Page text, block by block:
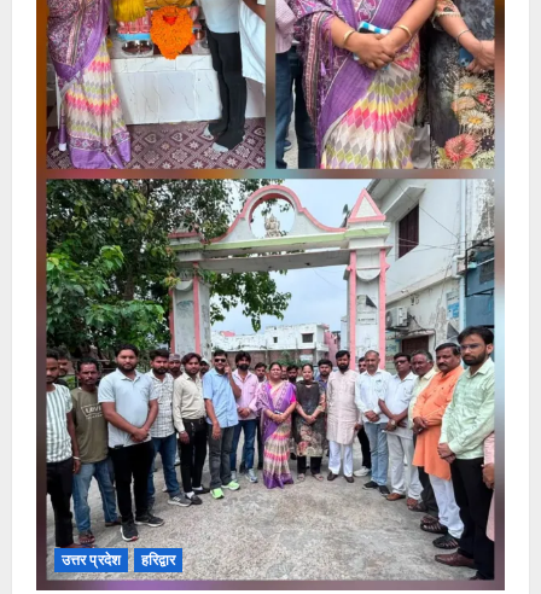
उत्तर प्रदेश हरिद्वार